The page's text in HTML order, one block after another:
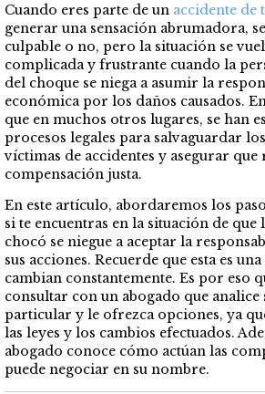
Cuando eres parte de un accidente de
generar una sensación abrumadora,
culpable o no, pero la situación se
complicada y frustrante cuando la
del choque se niega a asumir la
económica por los daños causados.
que en muchos otros lugares, se han
procesos legales para salvaguardar
víctimas de accidentes y asegurar que
compensación justa.
En este artículo, abordaremos los
si te encuentras en la situación de que
chocó se niegue a aceptar la
sus acciones. Recuerde que esta es
cambian constantemente. Es por eso
consultar con un abogado que analice
particular y le ofrezca opciones, ya
las leyes y los cambios efectuados.
abogado conoce cómo actúan las
puede negociar en su nombre.